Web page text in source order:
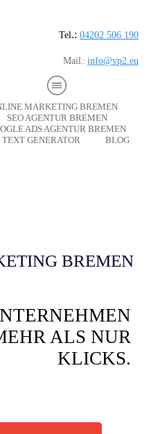
Tel.: 04202 506 190
Mail.: info@vp2.eu
MARKETING BREMEN
SEO AGENTUR BREMEN
ADS AGENTUR BREMEN
TEXT GENERATOR
BLOG
BREMEN
ALS NUR
KLICKS.